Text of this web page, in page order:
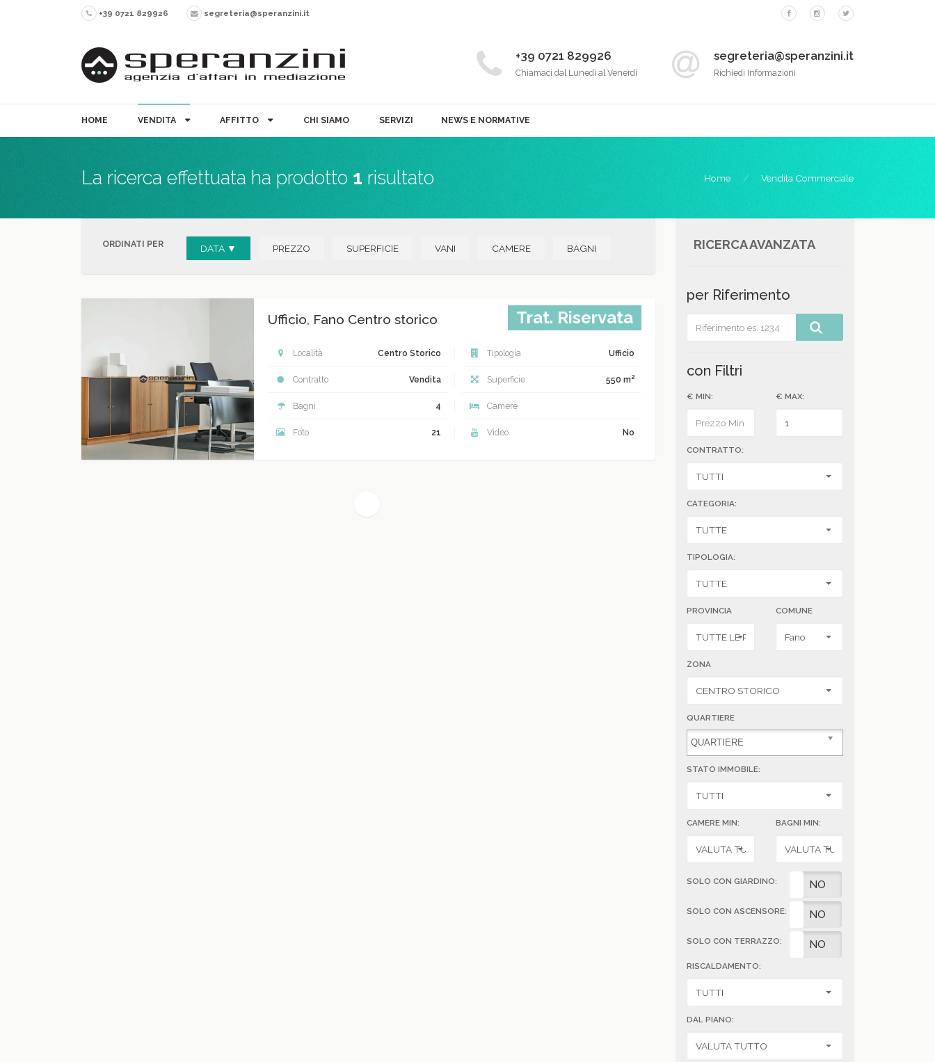
+39 0721 829926 segreteria@speranzini.it
segreteria@speranzini.it
Richiedi Informazioni
+39 0721 829926
Chiamaci dal Lunedì al Venerdì
HOME VENDITA AFFITTO CHI SIAMO SERVIZI NEWS E NORMATIVE
La ricerca effettuata ha prodotto 1 risultato Home Vendita Commerciale
ORDINATI PER DATA ▼ PREZZO SUPERFICIE VANI CAMERE BAGNI
Ufficio, Fano Centro storico Trat. Riservata
Località Centro Storico Tipologia Ufficio
Contratto Vendita Superficie 550 m2
Bagni 4 Camere
Foto 21 Video No
RICERCA AVANZATA
per Riferimento
con Filtri
€ MIN: € MAX:
CONTRATTO:
CATEGORIA:
TIPOLOGIA:
PROVINCIA COMUNE
ZONA
QUARTIERE
STATO IMMOBILE:
CAMERE MIN: BAGNI MIN:
SOLO CON GIARDINO:
SI NO
SOLO CON ASCENSORE:
SI NO
SOLO CON TERRAZZO:
SI NO
RISCALDAMENTO:
DAL PIANO: